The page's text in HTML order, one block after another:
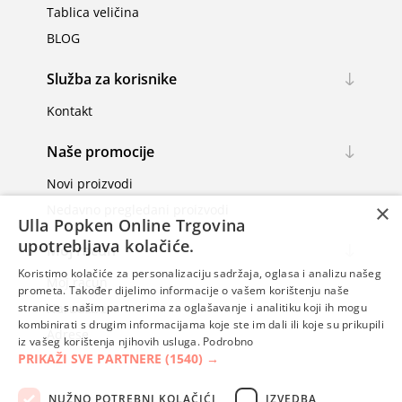
Kraljice udobnosti - pamučne ljetne
haljine
Pamuk je još uvijek vladar ljetnih materijala, prvenstveno kad
punije žene koje su sklonije znojenju pa su prirodni materijali
elastana, diskretno prate liniju tijela, a one V izreza izdužuju
koji će fino prekriti jaču nadlakticu, a opet ostati dovoljno
prozračni i udobni.
Tablica veličina
BLOG
Služba za korisnike
Kontakt
Naše promocije
Novi proizvodi
Moj račun
Moj račun
Narudžbe
Adrese
×
Ulla Popken Online Trgovina
upotrebljava kolačiće.
Koristimo kolačiće za personalizaciju sadržaja, oglasa i analizu našeg
prometa. Također dijelimo informacije o vašem korištenju naše
stranice s našim partnerima za oglašavanje i analitiku koji ih mogu
kombinirati s drugim informacijama koje ste im dali ili koje su prikupili
iz vašeg korištenja njihovih usluga. Podrobno
PRIKAŽI SVE PARTNERE (1540) →
NUŽNO POTREBNI KOLAČIĆI IZVEDBA